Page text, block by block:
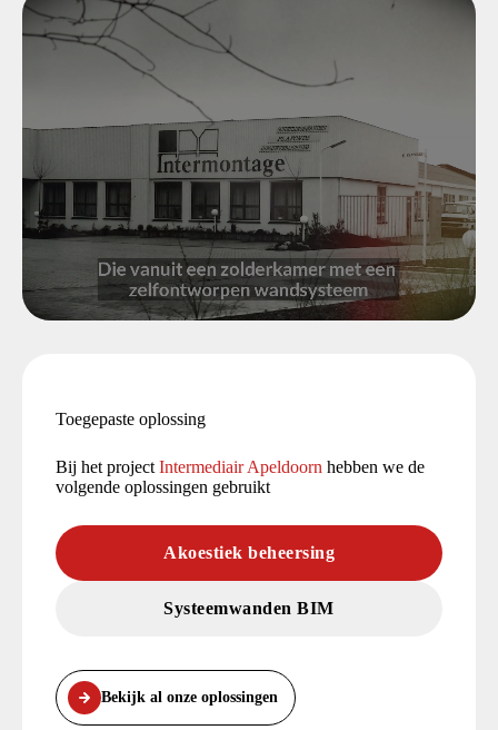
Toegepaste oplossing
Bij het projectIntermediair Apeldoorn hebben we de
volgende oplossingen gebruikt
Akoestiek beheersing
Systeemwanden BIM
Bekijk al onze oplossingen